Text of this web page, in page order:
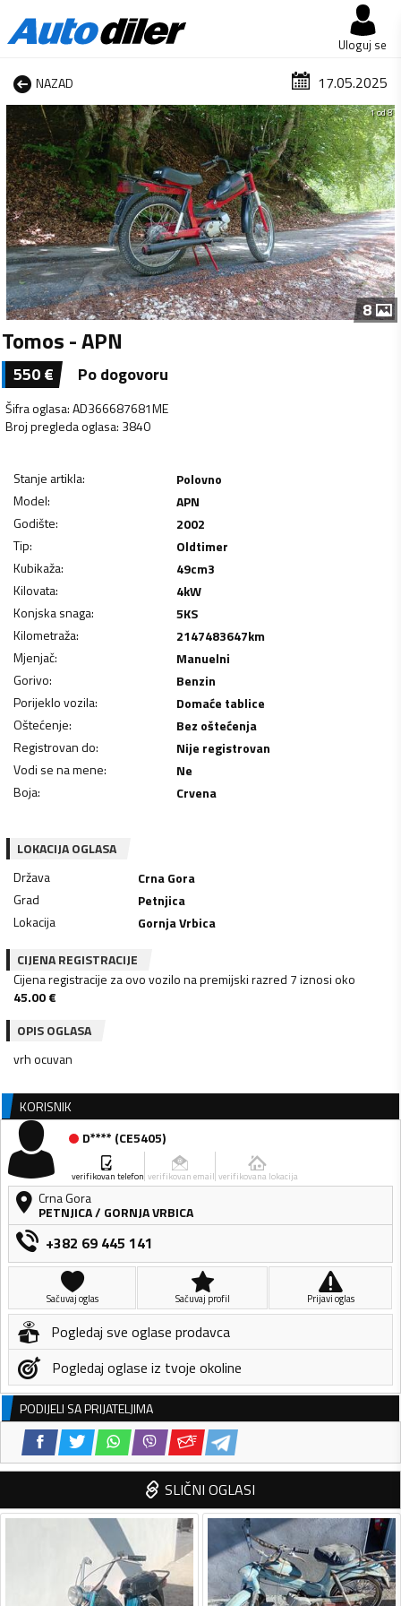
Uloguj se
NAZAD 17.05.2025
1 od 8
8
Tomos - APN
550€ Po dogovoru
Šifra oglasa:AD366687681ME
Broj pregleda oglasa: 3840
Stanje artikla:
Polovno
Model:
APN
Godište:
2002
Tip:
Oldtimer
Kubikaža: 49cm3
Kilovata: 4kW
Konjska snaga: 5KS
Kilometraža: 2147483647km
Mjenjač:
Manuelni
Gorivo:
Benzin
Porijeklo vozila:
Domaće tablice
Oštećenje:
Bez oštećenja
Registrovan do:
Nije registrovan
Vodi se na mene:
Ne
Boja: Crvena
LOKACIJA OGLASA
Država
Crna Gora
Grad
Petnjica
Lokacija
Gornja Vrbica
CIJENA REGISTRACIJE
Cijena registracije za ovo vozilo na premijski razred 7 iznosi oko
45.00€
OPIS OGLASA
vrh ocuvan
KORISNIK
D**** (CE5405)
verifikovan telefon verifikovan email verifikovana lokacija
Crna Gora
PETNJICA/ GORNJA VRBICA
+382 69 445 141
Sačuvaj oglas Sačuvaj profil Prijavi oglas
Pogledaj sve oglase prodavca
Pogledaj oglase iz tvoje okoline
PODIJELI SA PRIJATELJIMA
SLIČNI OGLASI